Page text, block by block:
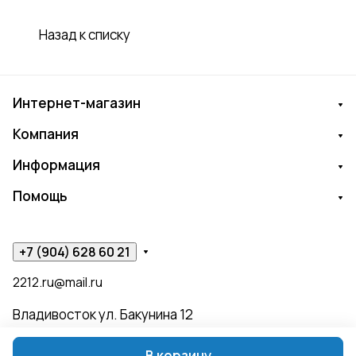
Назад к списку
Интернет-магазин
Компания
Информация
Помощь
+7 (904) 628 60 21
2212.ru@mail.ru
Владивосток ул. Бакунина 12